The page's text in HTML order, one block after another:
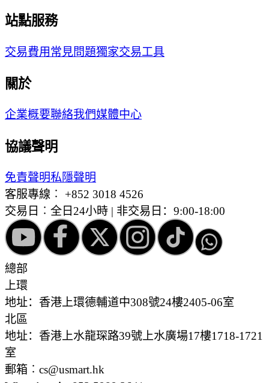
站點服務
交易費用常見問題獨家交易工具
關於
企業概要聯絡我們媒體中心
協議聲明
免責聲明私隱聲明
客服專線︰ +852 3018 4526
交易日︰全日24小時 | 非交易日：9:00-18:00
總部
上環
地址：香港上環德輔道中308號24樓2405-06室
北區
地址：香港上水龍琛路39號上水廣場17樓1718-1721
室
郵箱︰cs@usmart.hk